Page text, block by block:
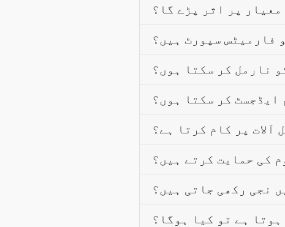
پر اثر پڑے گا؟
فارمیٹس سپورٹ ہیں؟
نارمل کر سکتا ہوں؟
ایڈجسٹ کر سکتا ہوں؟
پر کام کرتا ہے؟
کی حمایت کرتے ہیں؟
نجی رکھی جاتی ہیں؟
ہے تو کیا ہوگا؟